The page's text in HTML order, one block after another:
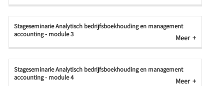
Stageseminarie Analytisch bedrijfsboekhouding en management
accounting - module 3
Meer
Stageseminarie Analytisch bedrijfsboekhouding en management
accounting - module 4
Meer